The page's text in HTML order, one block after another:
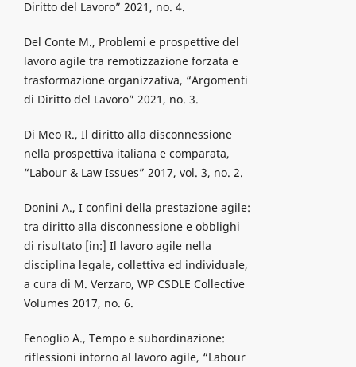
Diritto del Lavoro” 2021, no. 4.
Del Conte M., Problemi e prospettive del
lavoro agile tra remotizzazione forzata e
trasformazione organizzativa, “Argomenti
di Diritto del Lavoro” 2021, no. 3.
Di Meo R., Il diritto alla disconnessione
nella prospettiva italiana e comparata,
“Labour & Law Issues” 2017, vol. 3, no. 2.
Donini A., I confini della prestazione agile:
tra diritto alla disconnessione e obblighi
di risultato [in:] Il lavoro agile nella
disciplina legale, collettiva ed individuale,
a cura di M. Verzaro, WP CSDLE Collective
Volumes 2017, no. 6.
Fenoglio A., Tempo e subordinazione:
riflessioni intorno al lavoro agile, “Labour